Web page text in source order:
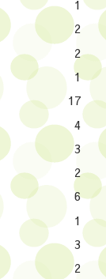
1
2
2
1
17
4
3
2
6
1
3
2